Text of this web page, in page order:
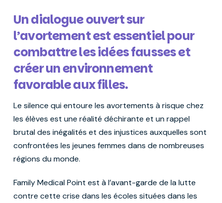
Un dialogue ouvert sur
l’avortement est essentiel pour
combattre les idées fausses et
créer un environnement
favorable aux filles.
Le silence qui entoure les avortements à risque chez
les élèves est une réalité déchirante et un rappel
brutal des inégalités et des injustices auxquelles sont
confrontées les jeunes femmes dans de nombreuses
régions du monde.
Family Medical Point est à l’avant-garde de la lutte
contre cette crise dans les écoles situées dans les